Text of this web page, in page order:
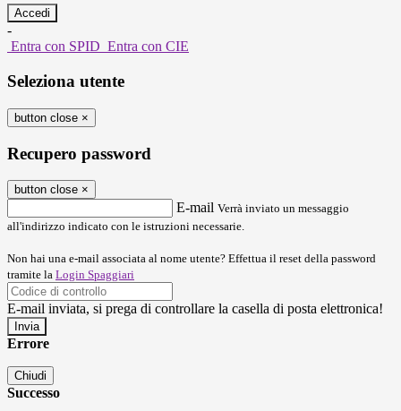
-
Entra con SPID Entra con CIE
Seleziona utente
button close ×
Recupero password
button close ×
E-mail Verrà inviato un messaggio
all'indirizzo indicato con le istruzioni necessarie.
Non hai una e-mail associata al nome utente? Effettua il reset della password
tramite la Login Spaggiari
E-mail inviata, si prega di controllare la casella di posta elettronica!
Errore
Chiudi
Successo